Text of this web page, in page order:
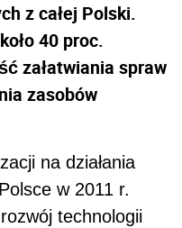
z całej Polski.
40 proc.
załatwiania spraw
zasobów
na działania
w 2011 r.
technologii